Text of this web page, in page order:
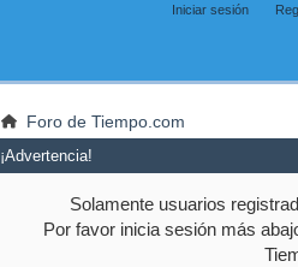
Iniciar sesión
Foro de Tiempo.com
¡Advertencia!
Solamente usuarios
Por favor inicia sesión más